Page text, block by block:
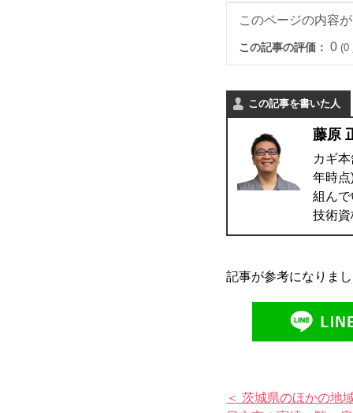
このページの内容
この記事の評価： 0 (0
この記事を書いた人
藤原
カギ
年時
組ん
技術
記事が参考になりま
＜ 茨城県のほかの地